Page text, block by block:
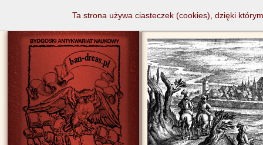
Ta strona używa ciasteczek (cookies), dzięki